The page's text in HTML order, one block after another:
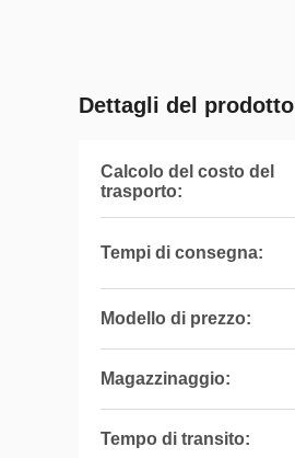
Dettagli del prodotto
Calcolo del costo del
trasporto:
Tempi di consegna:
Modello di prezzo:
Magazzinaggio:
Tempo di transito: